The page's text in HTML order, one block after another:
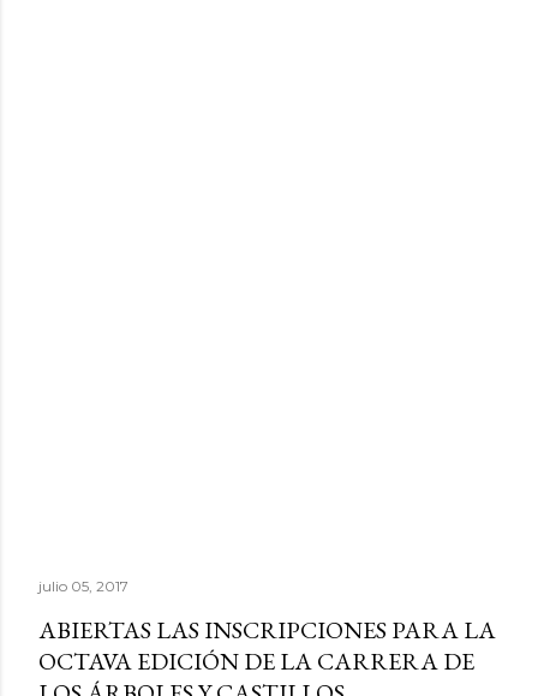
julio 05, 2017
ABIERTAS LAS INSCRIPCIONES PARA LA
OCTAVA EDICIÓN DE LA CARRERA DE